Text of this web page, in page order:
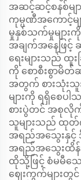
အဆင့်ဆင့်စနစ်မျ
ကုမ္ပဏီအကောင့်မ
မှုနှစ်သက်မှုများ
အချက်အနေဖြ
ရေးများသည် ထူး
ကို စောစီးစွာမိတ်ဆ
အတွက် စားသုံး
များကို ရရှိစေပ
စားပွဲတင် အစုလိုက်
သူများသည် ထု
အရည်အသွေးနှင့်
အရည်အသွေးထိန်း
ထိုသို့ဖြင့် စံမမီသေ
ဈေးကွက်များတွ